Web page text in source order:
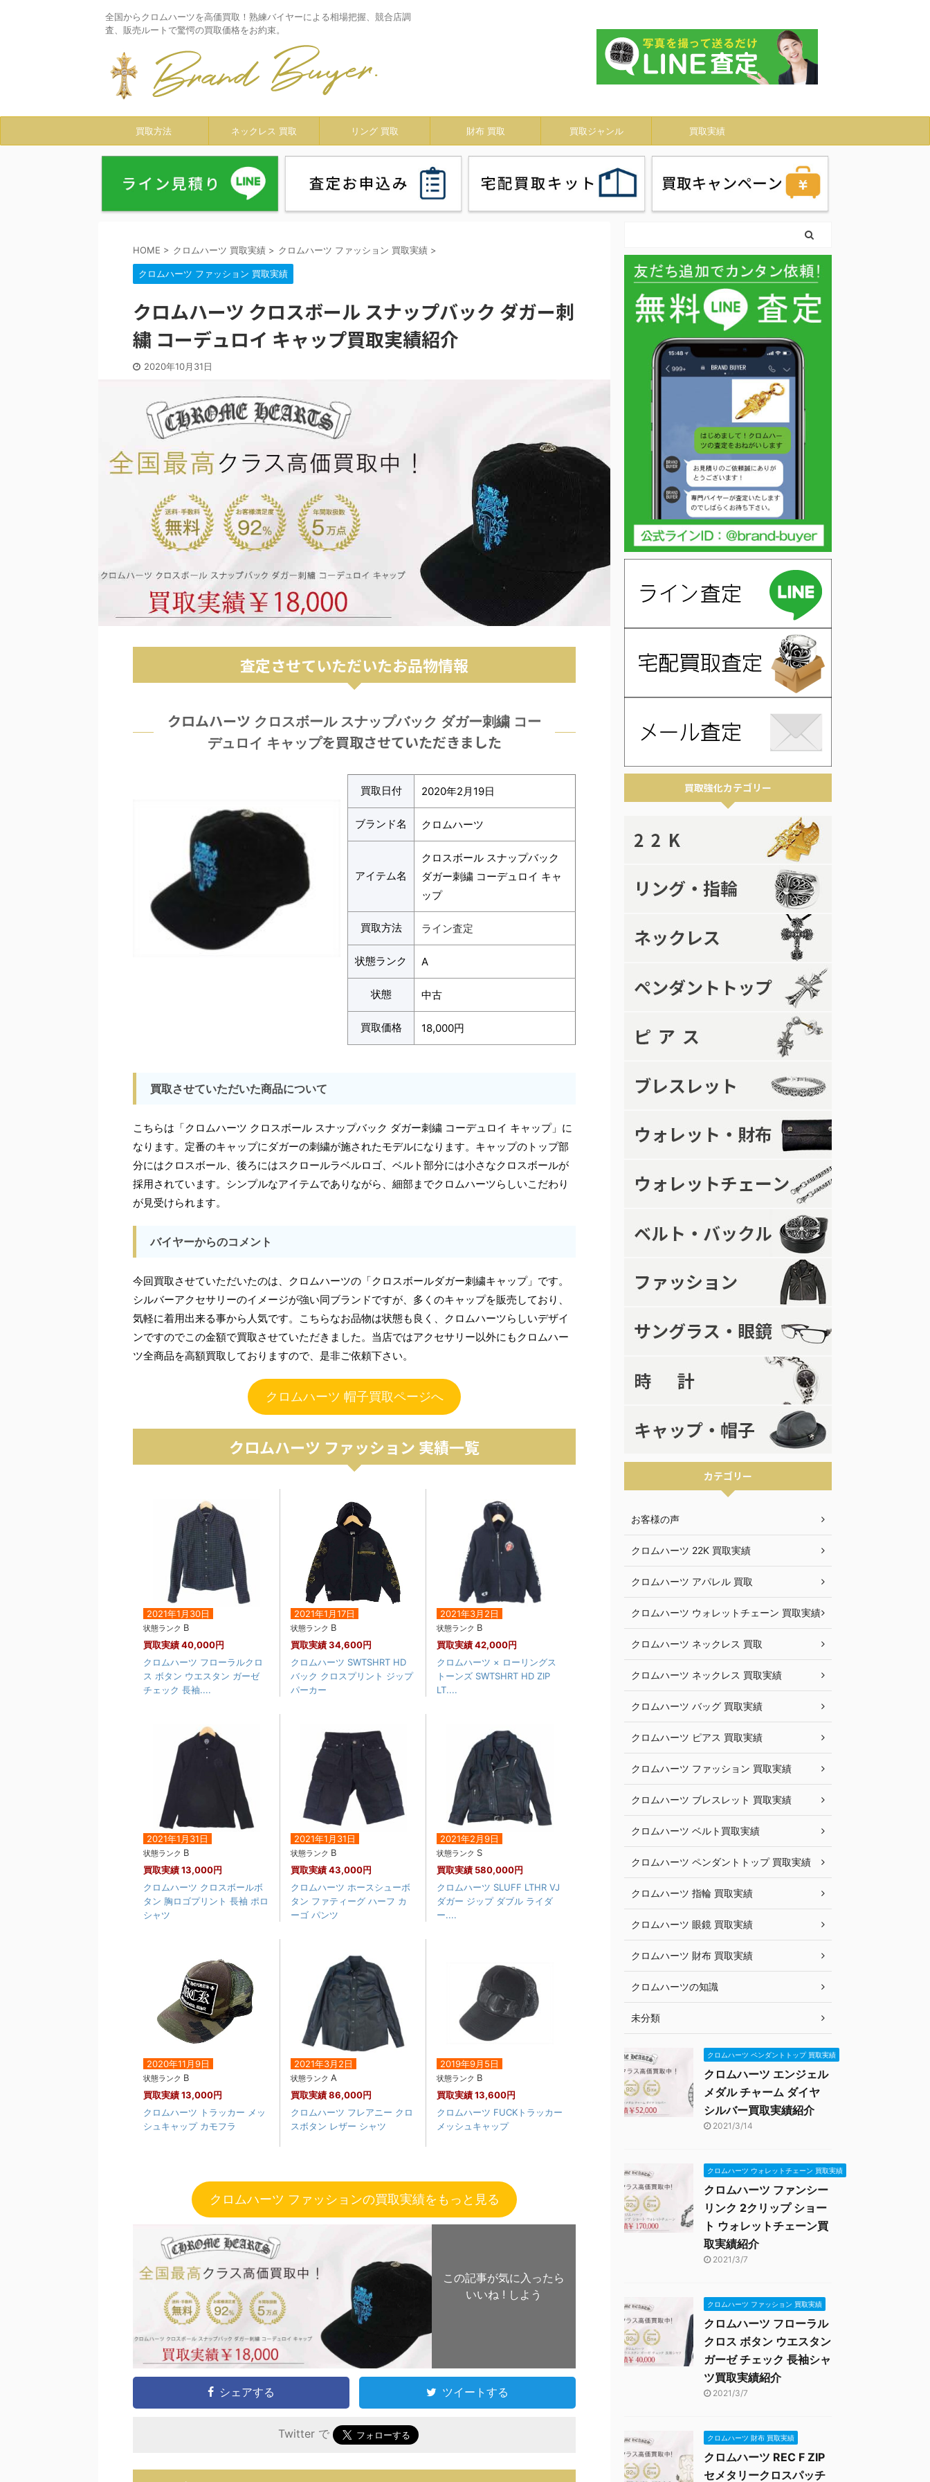
全国からクロムハーツを高価買取！熟練バイヤーによる相場把握、競合店調
査、販売ルートで驚愕の買取価格をお約束。
買取方法 ネックレス 買取 リング 買取 財布 買取 買取ジャンル 買取実績
HOME > クロムハーツ 買取実績 > クロムハーツ ファッション 買取実績 >
クロムハーツ ファッション 買取実績
クロムハーツ クロスボール スナップバック ダガー刺
繍 コーデュロイ キャップ買取実績紹介
2020年10月31日
査定させていただいたお品物情報
クロムハーツ クロスボール スナップバック ダガー刺繍 コー
デュロイ キャップを買取させていただきました
買取日付 2020年2月19日
ブランド名 クロムハーツ
アイテム名
クロスボール スナップバック
ダガー刺繍 コーデュロイ キャ
ップ
買取方法 ライン査定
状態ランク A
状態 中古
買取価格 18,000円
買取させていただいた商品について
こちらは「クロムハーツ クロスボール スナップバック ダガー刺繍 コーデュロイ キャップ」に
なります。定番のキャップにダガーの刺繍が施されたモデルになります。キャップのトップ部
分にはクロスボール、後ろにはスクロールラベルロゴ、ベルト部分には小さなクロスボールが
採用されています。シンプルなアイテムでありながら、細部までクロムハーツらしいこだわり
が見受けられます。
バイヤーからのコメント
今回買取させていただいたのは、クロムハーツの「クロスボールダガー刺繍キャップ」です。
シルバーアクセサリーのイメージが強い同ブランドですが、多くのキャップを販売しており、
気軽に着用出来る事から人気です。こちらなお品物は状態も良く、クロムハーツらしいデザイ
ンですのでこの金額で買取させていただきました。当店ではアクセサリー以外にもクロムハー
ツ全商品を高額買取しておりますので、是非ご依頼下さい。
クロムハーツ 帽子買取ページへ
クロムハーツ ファッション 実績一覧
2021年1月30日
状態ランク B
買取実績40,000円
クロムハーツ フローラルクロ
ス ボタン ウエスタン ガーゼ
チェック 長袖....
2021年1月17日
状態ランク B
買取実績34,600円
クロムハーツ SWTSHRT HD
バック クロスプリント ジップ
パーカー
2021年3月2日
状態ランク B
買取実績42,000円
クロムハーツ × ローリングス
トーンズ SWTSHRT HD ZIP
LT....
2021年1月31日
状態ランク B
買取実績13,000円
クロムハーツ クロスボールボ
タン 胸ロゴプリント 長袖 ポロ
シャツ
2021年1月31日
状態ランク B
買取実績43,000円
クロムハーツ ホースシューボ
タン ファティーグ ハーフ カ
ーゴ パンツ
2021年2月9日
状態ランク S
買取実績 580,000円
クロムハーツ SLUFF LTHR VJ
ダガー ジップ ダブル ライダ
ー....
2020年11月9日
状態ランク B
買取実績13,000円
クロムハーツ トラッカー メッ
シュキャップ カモフラ
2021年3月2日
状態ランク A
買取実績86,000円
クロムハーツ フレアニー クロ
スボタン レザー シャツ
2019年9月5日
状態ランク B
買取実績13,600円
クロムハーツ FUCKトラッカー
メッシュキャップ
クロムハーツ ファッションの買取実績をもっと見る
この記事が気に入ったら
いいね ! しよう
シェアする ツイートする
Twitter で
買取強化カテゴリー
カテゴリー
お客様の声
クロムハーツ 22K 買取実績
クロムハーツ アパレル 買取
クロムハーツ ウォレットチェーン 買取実績
クロムハーツ ネックレス 買取
クロムハーツ ネックレス 買取実績
クロムハーツ バッグ 買取実績
クロムハーツ ピアス 買取実績
クロムハーツ ファッション 買取実績
クロムハーツ ブレスレット 買取実績
クロムハーツ ベルト買取実績
クロムハーツ ペンダントトップ 買取実績
クロムハーツ 指輪 買取実績
クロムハーツ 眼鏡 買取実績
クロムハーツ 財布 買取実績
クロムハーツの知識
未分類
クロムハーツ ペンダントトップ 買取実績
クロムハーツ エンジェル
メダル チャーム ダイヤ
シルバー買取実績紹介
2021/3/14
クロムハーツ ウォレットチェーン 買取実績
クロムハーツ ファンシー
リンク 2クリップ ショー
ト ウォレットチェーン買
取実績紹介
2021/3/7
クロムハーツ ファッション 買取実績
クロムハーツ フローラル
クロス ボタン ウエスタン
ガーゼ チェック 長袖シャ
ツ買取実績紹介
2021/3/7
クロムハーツ 財布 買取実績
クロムハーツ REC F ZIP
セメタリークロスパッチ